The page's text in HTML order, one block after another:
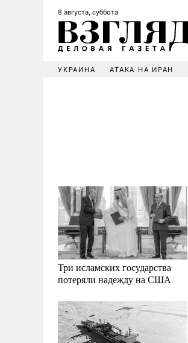
8 августа, суббота
УКРАИНА АТАКА НА ИРАН
Три исламских государства
потеряли надежду на США